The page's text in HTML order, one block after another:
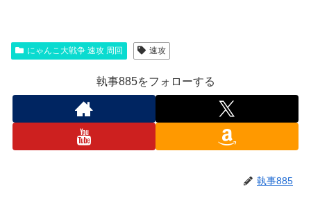
にゃんこ大戦争 速攻 周回 速攻
執事885をフォローする
執事885